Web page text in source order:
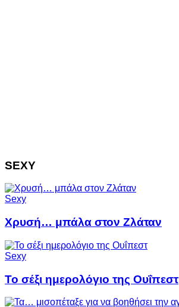
SEXY
Sexy
Χρυσή… μπάλα στον Ζλάταν
Sexy
Το σέξι ημερολόγιο της Ουΐπεστ